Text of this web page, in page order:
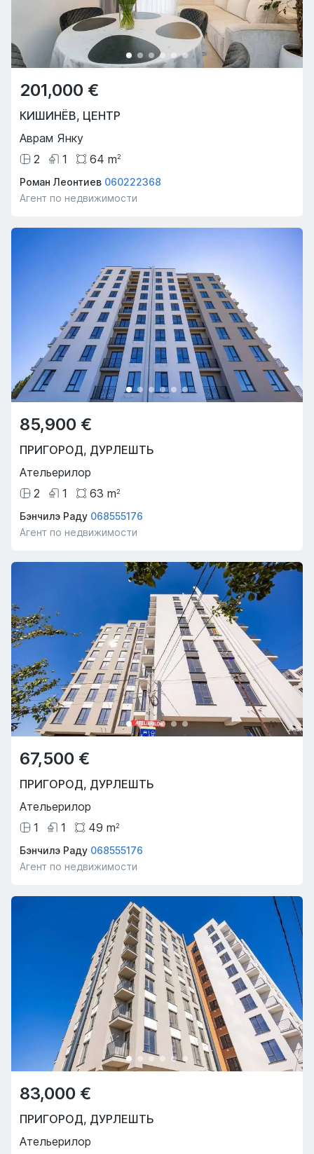
201,000 €
КИШИНЁВ, ЦЕНТР
Aврам Янку
2
1 64 m2
Роман Леонтиев 060222368
Агент по недвижимости
85,900 €
ПРИГОРОД, ДУРЛЕШТЬ
Ательерилор
2
1 63 m2
Бэнчилэ Раду 068555176
Агент по недвижимости
67,500 €
ПРИГОРОД, ДУРЛЕШТЬ
Ательерилор
1
1 49 m2
Бэнчилэ Раду 068555176
Агент по недвижимости
83,000 €
ПРИГОРОД, ДУРЛЕШТЬ
Ательерилор